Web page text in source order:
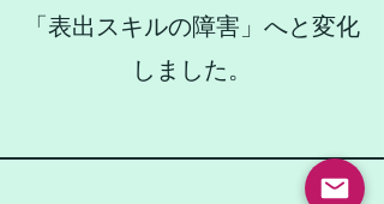
「表出スキルの障害」へと変化
しました。